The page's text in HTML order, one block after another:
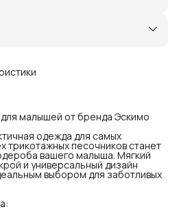
малышей от бренда Эскимо
одежда для самых
трикотажных песочников станет
вашего малыша. Мягкий
и универсальный дизайн
выбором для заботливых